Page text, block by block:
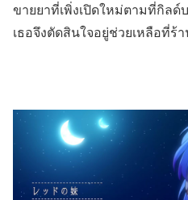
ขายยาที่เพิ่งเปิดใหม่ตามที่กิลด์
เธอจึงตัดสินใจอยู่ช่วยเหลือที่ร้